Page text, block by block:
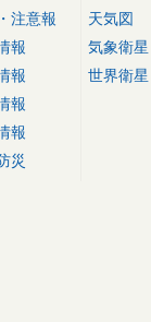
注意報
報
報
報
報
災
天気図
気象衛星
世界衛星